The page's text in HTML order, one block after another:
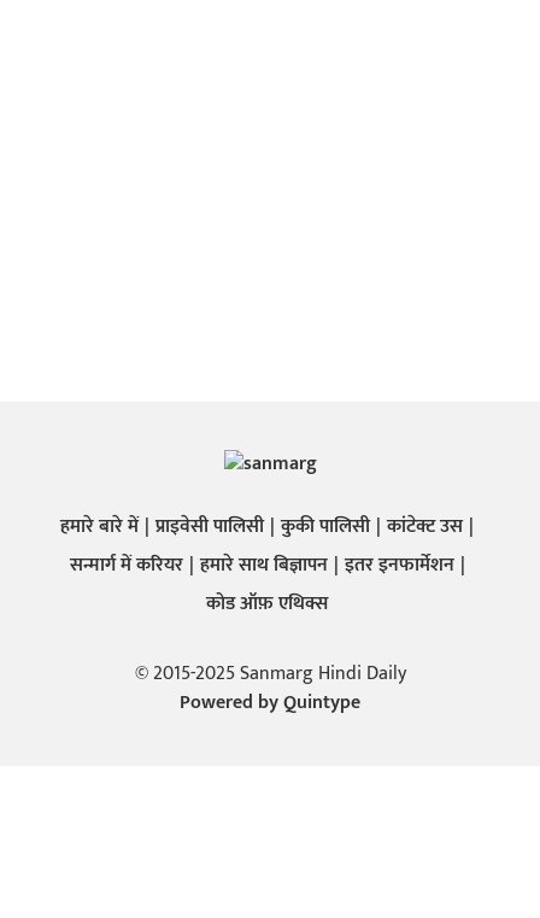
हमारे बारे में प्राइवेसी पालिसी कुकी पालिसी कांटेक्ट उस
सन्मार्ग में करियर हमारे साथ बिज्ञापन इतर इनफार्मेशन
कोड ऑफ़ एथिक्स
© 2015-2025 Sanmarg Hindi Daily
Powered byQuintype